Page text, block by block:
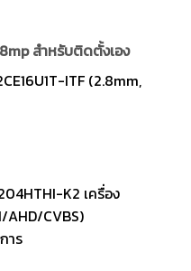
คา
สำหรับติดตั้งเอง
ITF (2.8mm,
K2 เครื่อง
AHD/CVBS)
าร